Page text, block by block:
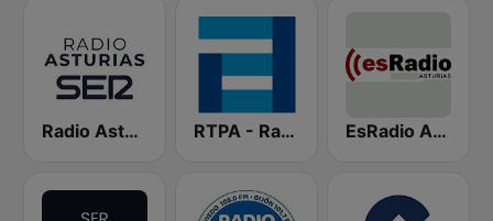
Radio Asturias SER RTPA - RadioTelevisión del Principado de Asturias EsRadio Asturias